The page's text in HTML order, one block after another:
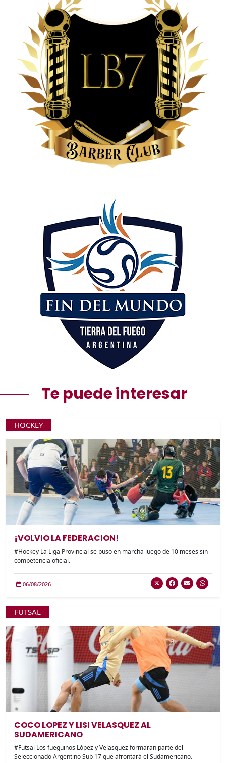
Te puede interesar
HOCKEY
¡VOLVIO LA FEDERACION!
#Hockey La Liga Provincial se puso en marcha luego de 10 meses sin
competencia oficial.
06/08/2026
FUTSAL
COCO LOPEZ Y LISI VELASQUEZ AL
SUDAMERICANO
#Futsal Los fueguinos López y Velasquez formaran parte del
Seleccionado Argentino Sub 17 que afrontará el Sudamericano.